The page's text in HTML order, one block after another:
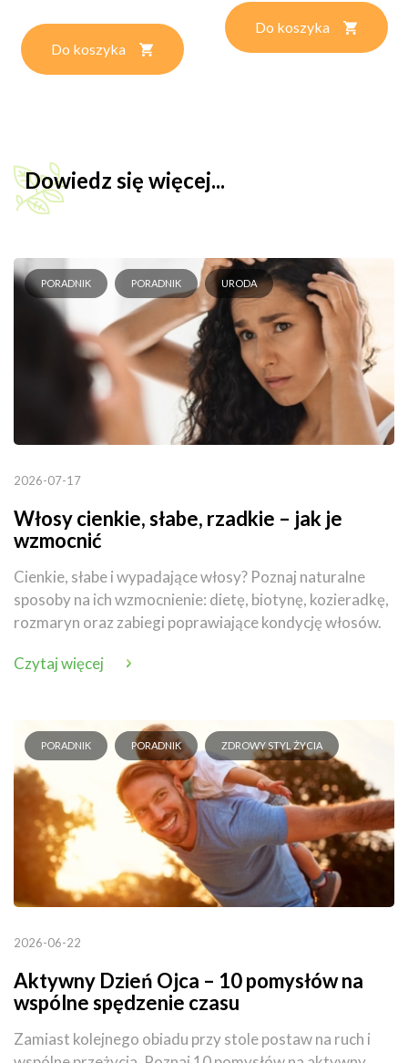
Do koszyka
Do koszyka
Dowiedz się więcej...
PORADNIK PORADNIK URODA
2026-07-17
Włosy cienkie, słabe, rzadkie – jak je
wzmocnić
Cienkie, słabe i wypadające włosy? Poznaj naturalne
sposoby na ich wzmocnienie: dietę, biotynę, kozieradkę,
rozmaryn oraz zabiegi poprawiające kondycję włosów.
Czytaj więcej
PORADNIK PORADNIK ZDROWY STYL ŻYCIA
2026-06-22
Aktywny Dzień Ojca – 10 pomysłów na
wspólne spędzenie czasu
Zamiast kolejnego obiadu przy stole postaw na ruch i